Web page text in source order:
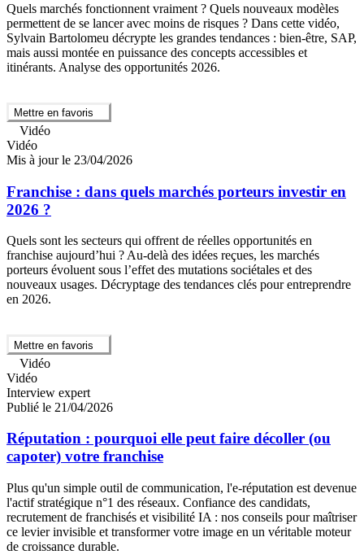
Quels marchés fonctionnent vraiment ? Quels nouveaux modèles
permettent de se lancer avec moins de risques ? Dans cette vidéo,
Sylvain Bartolomeu décrypte les grandes tendances : bien-être, SAP,
mais aussi montée en puissance des concepts accessibles et
itinérants. Analyse des opportunités 2026.
Mettre en favoris
Vidéo
Vidéo
Mis à jour le 23/04/2026
Franchise : dans quels marchés porteurs investir en
2026 ?
Quels sont les secteurs qui offrent de réelles opportunités en
franchise aujourd’hui ? Au-delà des idées reçues, les marchés
porteurs évoluent sous l’effet des mutations sociétales et des
nouveaux usages. Décryptage des tendances clés pour entreprendre
en 2026.
Mettre en favoris
Vidéo
Vidéo
Interview expert
Publié le 21/04/2026
Réputation : pourquoi elle peut faire décoller (ou
capoter) votre franchise
Plus qu'un simple outil de communication, l'e-réputation est devenue
l'actif stratégique n°1 des réseaux. Confiance des candidats,
recrutement de franchisés et visibilité IA : nos conseils pour maîtriser
ce levier invisible et transformer votre image en un véritable moteur
de croissance durable.